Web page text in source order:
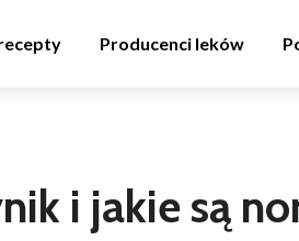
Producenci leków
i jakie są